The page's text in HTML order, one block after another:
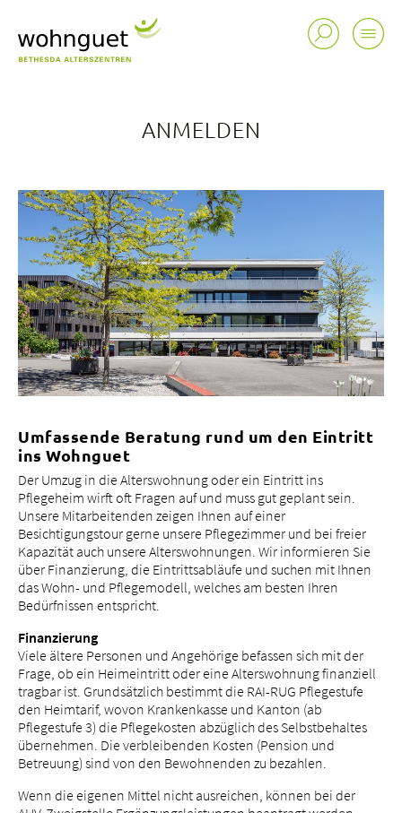
Standorte
Portrait
bei uns arbeiten
ANMELDEN
Umfassende Beratung rund um den Eintritt
ins Wohnguet
Der Umzug in die Alterswohnung oder ein Eintritt ins
Pflegeheim wirft oft Fragen auf und muss gut geplant sein.
Unsere Mitarbeitenden zeigen Ihnen auf einer
Besichtigungstour gerne unsere Pflegezimmer und bei freier
Kapazität auch unsere Alterswohnungen. Wir informieren Sie
über Finanzierung, die Eintrittsabläufe und suchen mit Ihnen
das Wohn- und Pflegemodell, welches am besten Ihren
Bedürfnissen entspricht.
Finanzierung
Viele ältere Personen und Angehörige befassen sich mit der
Frage, ob ein Heimeintritt oder eine Alterswohnung finanziell
tragbar ist. Grundsätzlich bestimmt die RAI-RUG Pflegestufe
den Heimtarif, wovon Krankenkasse und Kanton (ab
Pflegestufe 3) die Pflegekosten abzüglich des Selbstbehaltes
übernehmen. Die verbleibenden Kosten (Pension und
Betreuung) sind von den Bewohnenden zu bezahlen.
Wenn die eigenen Mittel nicht ausreichen, können bei der